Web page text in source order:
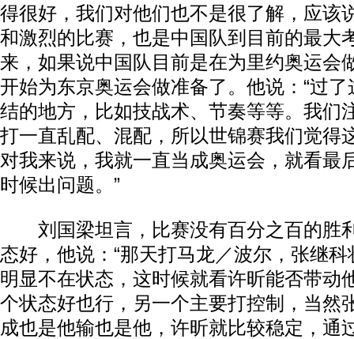
得很好，我们对他们也不是很了解，应该
和激烈的比赛，也是中国队到目前的最大
来，如果说中国队目前是在为里约奥运会
开始为东京奥运会做准备了。他说：“过
结的地方，比如技战术、节奏等等。我们
打一直乱配、混配，所以世锦赛我们觉得
对我来说，我就一直当成奥运会，就看最
时候出问题。”
刘国梁坦言，比赛没有百分之百的胜
态好，他说：“那天打马龙／波尔，张继
明显不在状态，这时候就看许昕能否带动
个状态好也行，另一个主要打控制，当然
成也是他输也是他，许昕就比较稳定，通
动物系恋人啊 | 钟欣潼体验爱情哲学 南